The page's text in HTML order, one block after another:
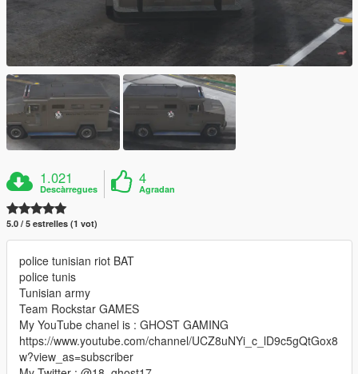
1.021
Descàrregues
4
Agradan
5.0 / 5 estrelles (1 vot)
police tunisian riot BAT
police tunis
Tunisian army
Team Rockstar GAMES
My YouTube chanel is : GHOST GAMING
https://www.youtube.com/channel/UCZ8uNYi_c_lD9c5gQtGox8
w?view_as=subscriber